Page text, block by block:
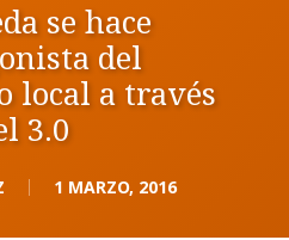
se hace
del
local a través
3.0
1 MARZO, 2016